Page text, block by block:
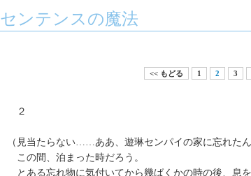
センテンスの魔法
<< もどる 1 2 3
２
（見当たらない……ああ、遊琳センパイの家に忘れたん
この間、泊まった時だろう。
とある忘れ物に気付いてから幾ばくかの時の後、息を